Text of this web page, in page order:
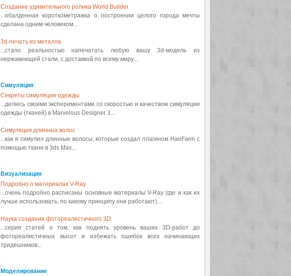
Создание удивительного ролика World Builder
...обалденная короткометражка о построении целого города мечты
сделана одним человеком...
3d-печать из металла
...стало реальностью напечатать любую вашу 3d-модель из
нержавеющей стали, с доставкой по всему миру...
Симуляция
Секреты симуляция одежды
...делюсь своими экспериментами со скоростью и качеством симуляции
одежды (тканей) в Marvelous Designer 3...
Симуляция длинных волос
...как я симулил длинные волосы, которые создал плагином HairFarm с
помощью ткани в 3ds Max...
Визуализация
Подробно о материалах V-Ray
...очень подробно расписаны основные материалы V-Ray (где и как их
лучше использовать, по какому принципу они работают)...
Наука создания фотореалистичного 3D
...серия статей о том, как поднять уровень ваших 3D-работ до
фотореалистичных высот и избежать ошибок всех начинающих
тридешников...
Моделирование